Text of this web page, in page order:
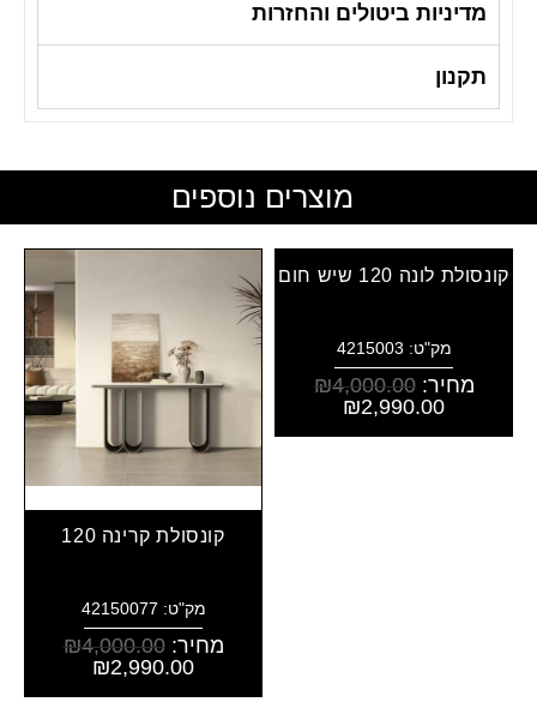
מדיניות ביטולים והחזרות
תקנון
מוצרים נוספים
קונסולת לונה 120 שיש חום
מק"ט: 4215003
מחיר: ₪4,000.00
₪2,990.00
קונסולת קרינה 120
מק"ט: 42150077
מחיר: ₪4,000.00
₪2,990.00